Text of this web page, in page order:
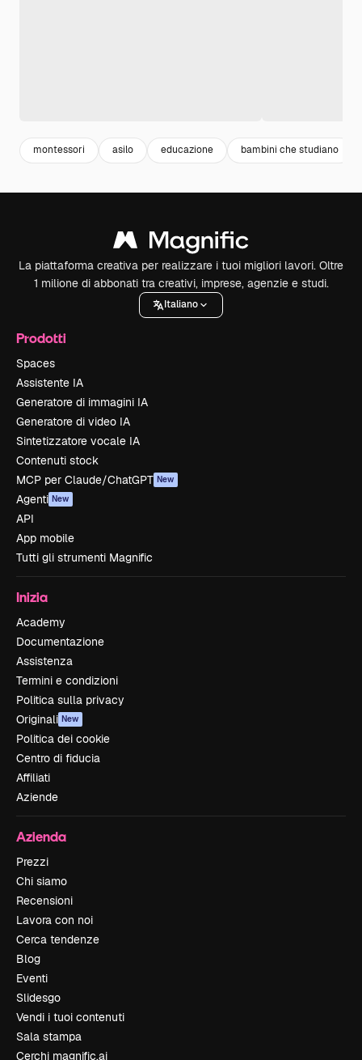
montessori asilo educazione bambini che studiano
La piattaforma creativa per realizzare i tuoi migliori lavori. Oltre
1 milione di abbonati tra creativi, imprese, agenzie e studi.
Italiano
Prodotti
Spaces
Assistente IA
Generatore di immagini IA
Generatore di video IA
Sintetizzatore vocale IA
Contenuti stock
MCP per Claude/ChatGPT New
Agenti New
API
App mobile
Tutti gli strumenti Magnific
Inizia
Academy
Documentazione
Assistenza
Termini e condizioni
Politica sulla privacy
Originali New
Politica dei cookie
Centro di fiducia
Affiliati
Aziende
Azienda
Prezzi
Chi siamo
Recensioni
Lavora con noi
Cerca tendenze
Blog
Eventi
Slidesgo
Vendi i tuoi contenuti
Sala stampa
Cerchi magnific.ai